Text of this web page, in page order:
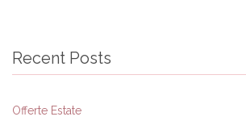
Recent Posts
Offerte Estate